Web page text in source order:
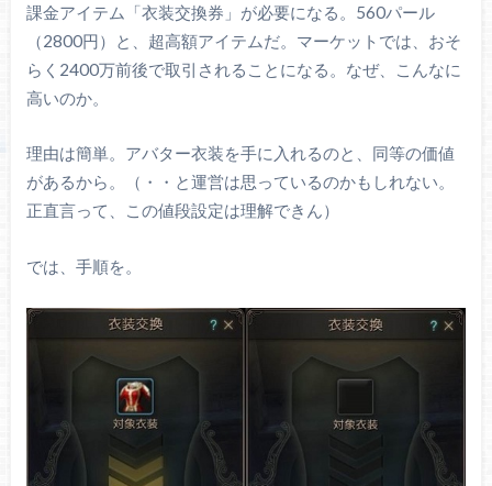
課金アイテム「衣装交換券」が必要になる。560パール
（2800円）と、超高額アイテムだ。マーケットでは、おそ
らく2400万前後で取引されることになる。なぜ、こんなに
高いのか。
理由は簡単。アバター衣装を手に入れるのと、同等の価値
があるから。（・・と運営は思っているのかもしれない。
正直言って、この値段設定は理解できん）
では、手順を。